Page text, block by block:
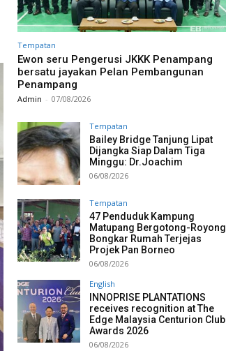
Tempatan
Ewon seru Pengerusi JKKK Penampang
bersatu jayakan Pelan Pembangunan
Penampang
Admin - 07/08/2026
Tempatan
Bailey Bridge Tanjung Lipat
Dijangka Siap Dalam Tiga
Minggu: Dr.Joachim
06/08/2026
Tempatan
47 Penduduk Kampung
Matupang Bergotong-Royong
Bongkar Rumah Terjejas
Projek Pan Borneo
06/08/2026
English
INNOPRISE PLANTATIONS
receives recognition at The
Edge Malaysia Centurion Club
Awards 2026
06/08/2026